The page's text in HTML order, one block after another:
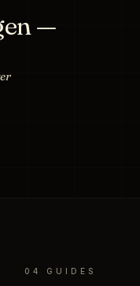
—
04 GUIDES